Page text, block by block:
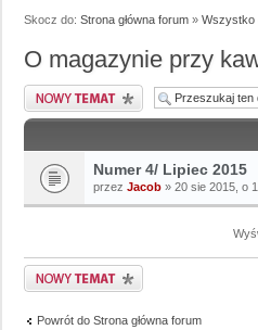
Skocz do: Strona główna forum » Wszystko
O magazynie przy
Numer 4/ Lipiec 2015
przez Jacob » 20 sie 2015, o
Powrót do Strona główna forum